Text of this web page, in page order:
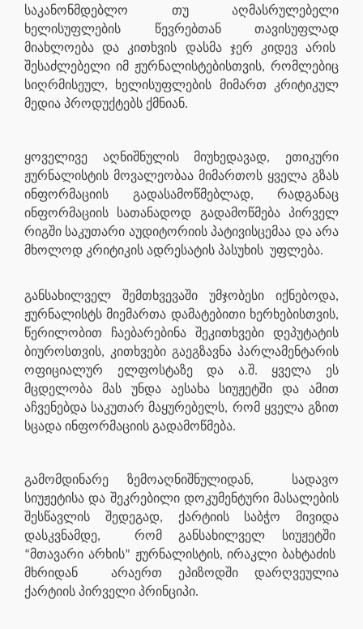
საკანონმდებლო თუ აღმასრულებელი
ხელისუფლების წევრებთან თავისუფლად
მიახლოება და კითხვის დასმა ჯერ კიდევ არის
შესაძლებელი იმ ჟურნალისტებისთვის, რომლებიც
სიღრმისეულ, ხელისუფლების მიმართ კრიტიკულ
მედია პროდუქტებს ქმნიან.
ყოველივე აღნიშნულის მიუხედავად, ეთიკური
ჟურნალისტის მოვალეობაა მიმართოს ყველა გზას
ინფორმაციის გადასამოწმებლად, რადგანაც
ინფორმაციის სათანადოდ გადამოწმება პირველ
რიგში საკუთარი აუდიტორიის პატივისცემაა და არა
მხოლოდ კრიტიკის ადრესატის პასუხის უფლება.
განსახილველ შემთხვევაში უმჯობესი იქნებოდა,
ჟურნალისტს მიემართა დამატებითი ხერხებისთვის,
წერილობით ჩაებარებინა შეკითხვები დეპუტატის
ბიუროსთვის, კითხვები გაეგზავნა პარლამენტარის
ოფიციალურ ელფოსტაზე და ა.შ. ყველა ეს
მცდელობა მას უნდა აესახა სიუჟეტში და ამით
აჩვენებდა საკუთარ მაყურებელს, რომ ყველა გზით
სცადა ინფორმაციის გადამოწმება.
გამომდინარე ზემოაღნიშნულიდან,
სადავო
სიუჟეტისა და შეკრებილი დოკუმენტური მასალების
შესწავლის შედეგად, ქარტიის საბჭო მივიდა
დასკვნამდე,
რომ განსახილველ სიუჟეტში
“მთავარი არხის” ჟურნალისტის, ირაკლი ბახტაძის
მხრიდან
არაერთ ეპიზოდში დარღვეულია
ქარტიის პირველი პრინციპი.